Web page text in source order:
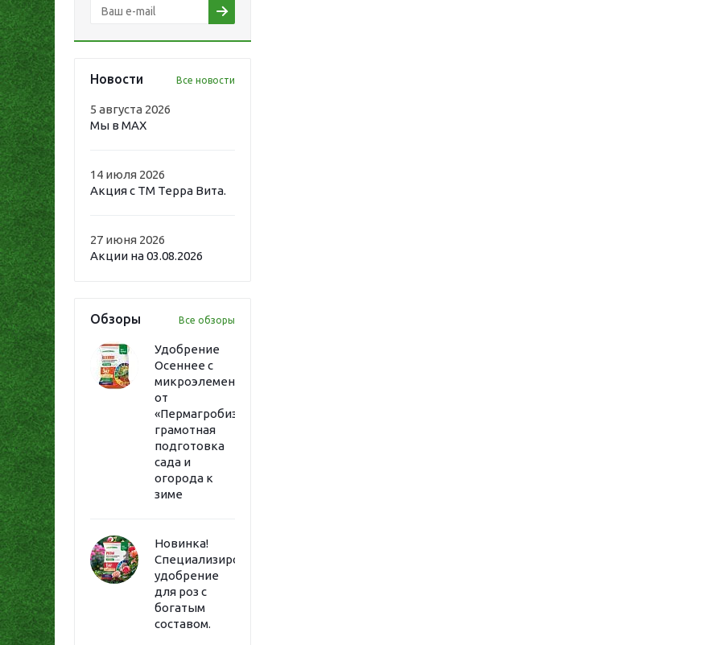
Новости Все новости
5 августа 2026
Мы в MAX
14 июля 2026
Акция с ТМ Терра Вита.
27 июня 2026
Акции на 03.08.2026
Обзоры Все обзоры
Удобрение
Осеннее с
микроэлементами
от
«Пермагробизнес»:
грамотная
подготовка
сада и
огорода к
зиме
Новинка!
Специализированное
удобрение
для роз с
богатым
составом.